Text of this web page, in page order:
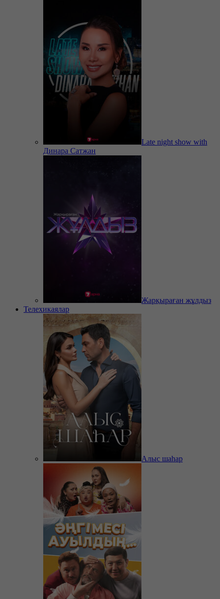
Late night show with
Динара Сатжан
Жарқыраған жұлдыз
Телехикаялар
Алыс шаһар